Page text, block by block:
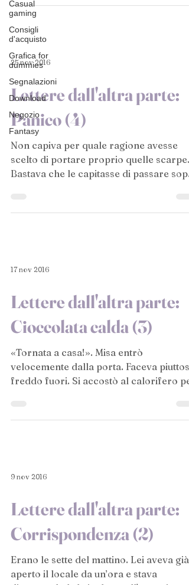
Casual
gaming
Consigli
d'acquisto
Grafica for
dummies
Segnalazioni
Download
Negozio
Fantasy
25 nov 2016
Lettere dall'altra parte:
Panico (4)
Non capiva per quale ragione avesse
scelto di portare proprio quelle scarpe.
Bastava che le capitasse di passare
17 nov 2016
Lettere dall'altra parte:
Cioccolata calda (3)
«Tornata a casa!». Misa entrò
velocemente dalla porta. Faceva
freddo fuori. Si accostò al calorifero
9 nov 2016
Lettere dall'altra parte:
Corrispondenza (2)
Erano le sette del mattino. Lei aveva già
aperto il locale da un’ora e stava